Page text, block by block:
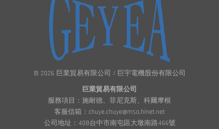
© 2026 巨業貿易有限公司 / 巨宇電機股份有限公司
巨業貿易有限公司
服務項目：施耐德、菲尼克斯、科爾摩根
客服信箱：chuye.chuye@msa.hinet.net
公司地址：408台中市南屯區大墩南路466號